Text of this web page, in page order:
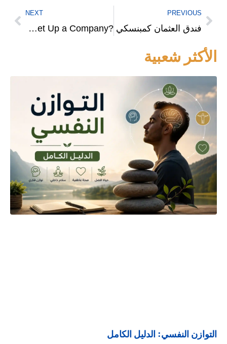
الأكثر شعبية
التوازن النفسي: الدليل الكامل
PREVIOUS
فندق العثمان كمبنسكي
NEXT
?Do I Need a Lawyer in Dubai to Set Up a Company